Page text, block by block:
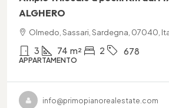
ALGHERO
Olmedo, Sassari, Sardegna, 07040,
3 74 m² 2 678
APPARTAMENTO
info@primopianorealestate.com